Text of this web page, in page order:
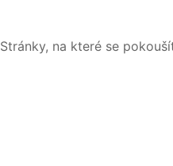
Stránky, na které se